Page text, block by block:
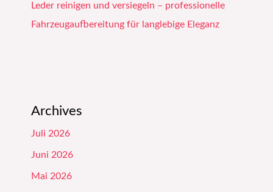
Leder reinigen und versiegeln – professionelle
Fahrzeugaufbereitung für langlebige Eleganz
Archives
Juli 2026
Juni 2026
Mai 2026